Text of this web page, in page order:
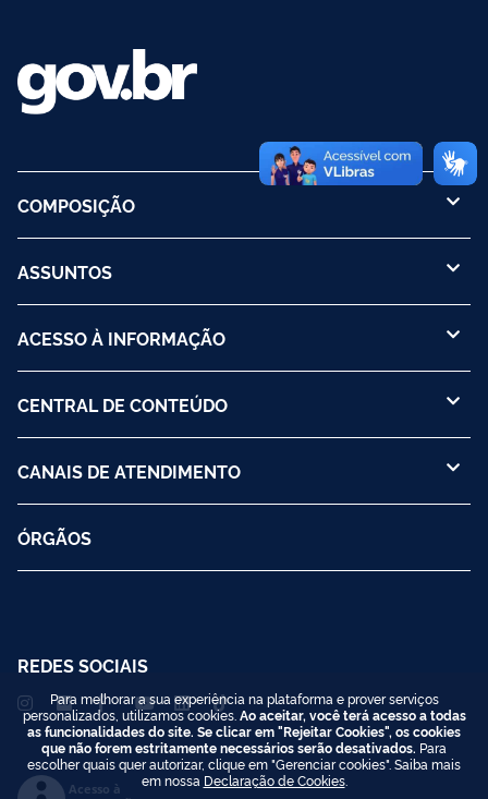
COMPOSIÇÃO
ASSUNTOS
ACESSO À INFORMAÇÃO
CENTRAL DE CONTEÚDO
CANAIS DE ATENDIMENTO
ÓRGÃOS
REDES SOCIAIS
Acesso à
Para melhorar a sua experiência na plataforma e prover serviços
personalizados, utilizamos cookies. Ao aceitar, você terá acesso a todas
as funcionalidades do site. Se clicar em "Rejeitar Cookies", os cookies
que não forem estritamente necessários serão desativados. Para
escolher quais quer autorizar, clique em "Gerenciar cookies". Saiba mais
em nossa Declaração de Cookies.